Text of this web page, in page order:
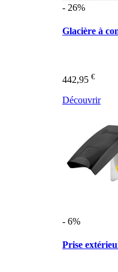
- 26%
Glacière à
442,95 €
Découvrir
- 6%
Prise